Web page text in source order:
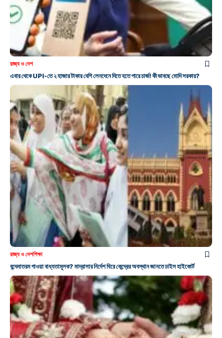
রাজ্য ও দেশ
এবার থেকে UPI-তে ২ হাজার টাকার বেশি লেনদেনে দিতে হতে পারে চার্জ! কী ভাবছে মোদি সরকার?
রাজ্য ও দেশশিক্ষা
বন্দেমাতরম গাওয়া বাধ্যতামূলক? মাদ্রাসার নির্দেশ ঘিরে কেন্দ্রের অবস্থান জানতে চাইল হাইকোর্ট